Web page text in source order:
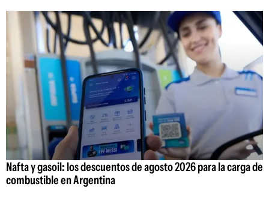
Nafta y gasoil: los descuentos de agosto 2026 para la carga de
combustible en Argentina